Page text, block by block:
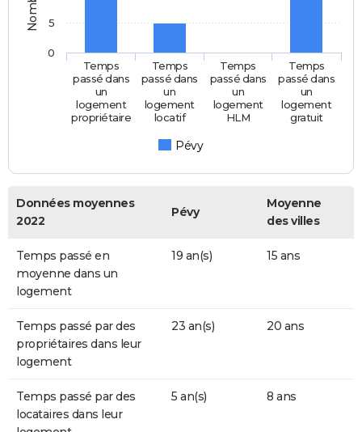
Pévy
Temps
passé dans
un
logement
propriétaire
Temps
passé dans
un
logement
locatif
Temps
passé dans
un
logement
HLM
Temps
passé dans
un
logement
gratuit
0
5
Données moyennes
2022
Pévy
Moyenne
des villes
Temps passé en
moyenne dans un
logement
19 an(s) 15 ans
Temps passé par des
propriétaires dans leur
logement
23 an(s) 20 ans
Temps passé par des
locataires dans leur
5 an(s) 8 ans